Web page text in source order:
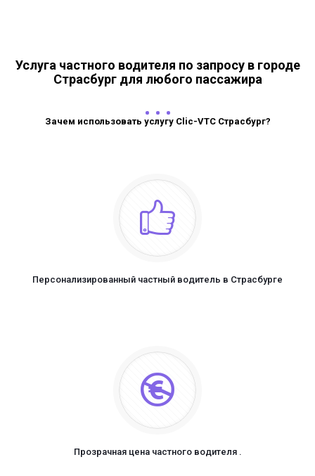
Услуга частного водителя по запросу в городе
Страсбург для любого пассажира
Зачем использовать услугу Clic-VTC Страсбург?
Персонализированный частный водитель в Страсбурге
Прозрачная цена частного водителя .